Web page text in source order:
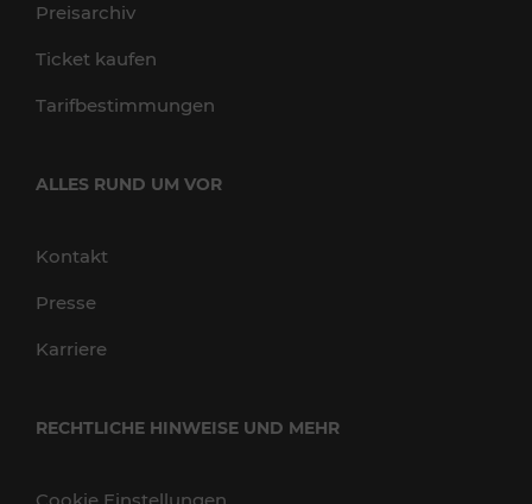
Preisarchiv
Ticket kaufen
Tarifbestimmungen
ALLES RUND UM VOR
Kontakt
Presse
Karriere
RECHTLICHE HINWEISE UND MEHR